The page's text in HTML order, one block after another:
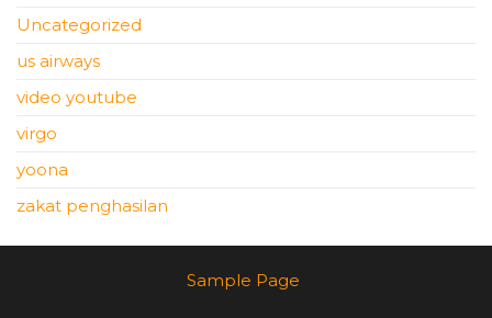
Uncategorized
us airways
video youtube
virgo
yoona
zakat penghasilan
Sample Page